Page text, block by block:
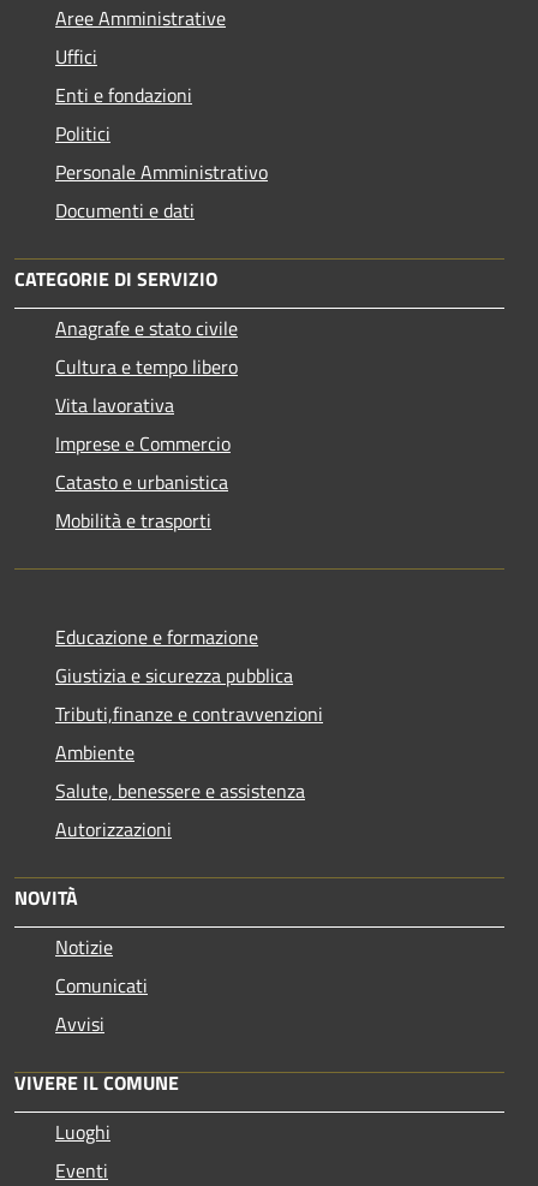
Aree Amministrative
Uffici
Enti e fondazioni
Politici
Personale Amministrativo
Documenti e dati
CATEGORIE DI SERVIZIO
Anagrafe e stato civile
Cultura e tempo libero
Vita lavorativa
Imprese e Commercio
Catasto e urbanistica
Mobilità e trasporti
Educazione e formazione
Giustizia e sicurezza pubblica
Tributi,finanze e contravvenzioni
Ambiente
Salute, benessere e assistenza
Autorizzazioni
NOVITÀ
Notizie
Comunicati
Avvisi
VIVERE IL COMUNE
Luoghi
Eventi